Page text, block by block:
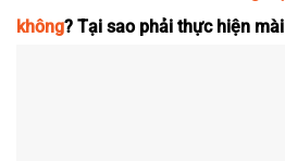
không? Tại sao phải thực hiện